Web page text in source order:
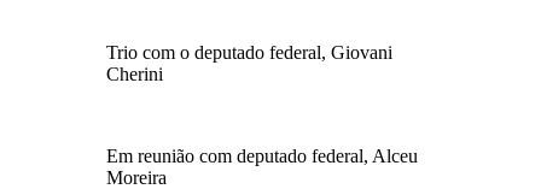
Trio com o deputado federal, Giovani
Cherini
Em reunião com deputado federal, Alceu
Moreira